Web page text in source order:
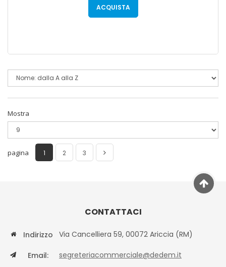
ACQUISTA
Mostra
pagina 1 2 3
CONTATTACI
Indirizzo Via Cancelliera 59, 00072 Ariccia (RM)
Email: segreteriacommerciale@dedem.it